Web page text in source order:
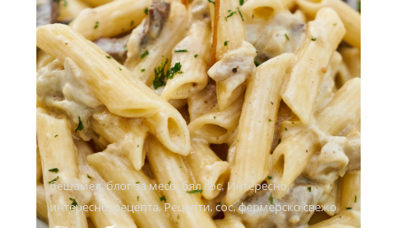
бешамел,блог за месо,бял сос,Интересно,
интересно,рецепта,Рецепти, сос,фермерско свежо